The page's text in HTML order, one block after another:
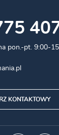
pon.-pt. 9:00-
KONTAKTOWY